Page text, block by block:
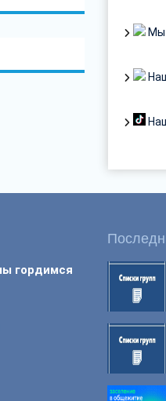
Мы
гордимся